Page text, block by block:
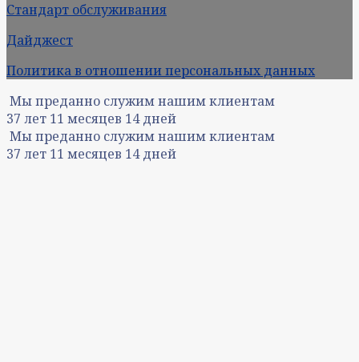
Стандарт обслуживания
Дайджест
Политика в отношении персональных данных
Мы преданно служим нашим клиентам
37 лет 11 месяцев 14дней
Мы преданно служим нашим клиентам
37 лет 11 месяцев 14дней